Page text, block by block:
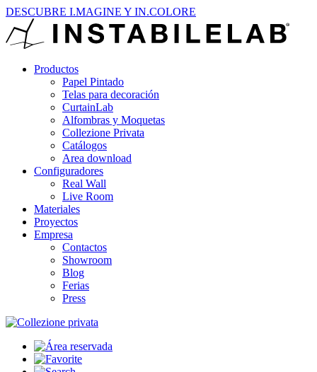
DESCUBRE I.MAGINE Y IN.COLORE
Productos
Papel Pintado
Telas para decoración
CurtainLab
Alfombras y Moquetas
Collezione Privata
Catálogos
Area download
Configuradores
Real Wall
Live Room
Materiales
Proyectos
Empresa
Contactos
Showroom
Blog
Ferias
Press